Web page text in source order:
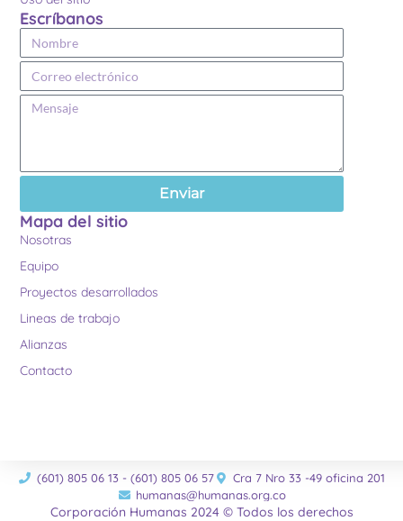
Escríbanos
Enviar
Mapa del sitio
Nosotras
Equipo
Proyectos desarrollados
Lineas de trabajo
Alianzas
Contacto
(601) 805 06 13 - (601) 805 06 57
Cra 7 Nro 33 -49 oficina 201
humanas@humanas.org.co
Corporación Humanas 2024 © Todos los derechos